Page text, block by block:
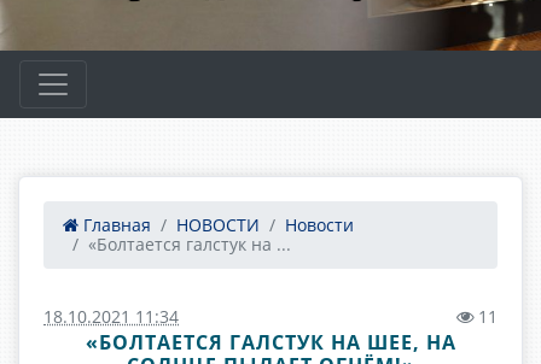
Главная НОВОСТИ
Новости
«Болтается галстук на ...
18.10.2021 11:34 11
«БОЛТАЕТСЯ ГАЛСТУК НА ШЕЕ, НА